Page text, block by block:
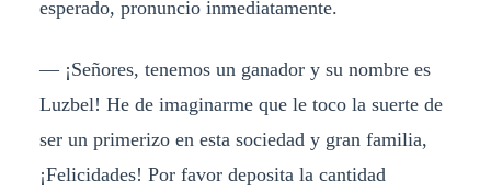
esperado, pronuncio inmediatamente.
— ¡Señores, tenemos un ganador y su nombre es
Luzbel! He de imaginarme que le toco la suerte de
ser un primerizo en esta sociedad y gran familia,
¡Felicidades! Por favor deposita la cantidad